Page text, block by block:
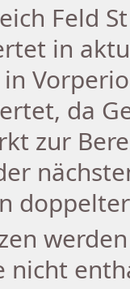
Feld
in
da
zur
nicht